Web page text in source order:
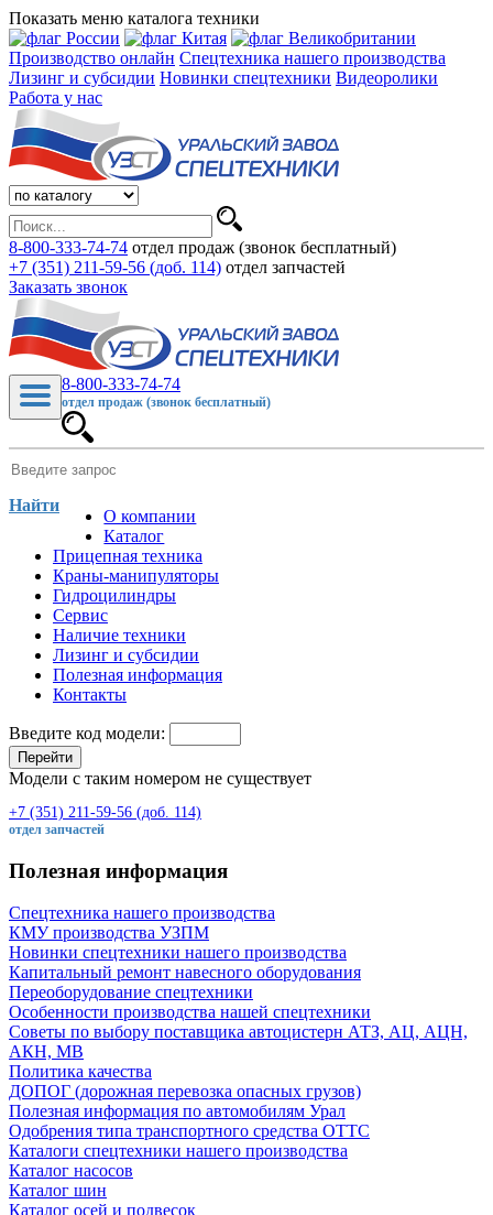
Показать меню каталога техники
Производство онлайн Спецтехника нашего производства
Лизинг и субсидии Новинки спецтехники Видеоролики
Работа у нас
8-800-333-74-74 отдел продаж (звонок бесплатный)
+7 (351) 211-59-56 (доб. 114) отдел запчастей
Заказать звонок
8-800-333-74-74
отдел продаж (звонок бесплатный)
Найти
О компании
Каталог
Прицепная техника
Краны-манипуляторы
Гидроцилиндры
Сервис
Наличие техники
Лизинг и субсидии
Полезная информация
Контакты
Введите код модели:
Перейти
Модели с таким номером не существует
+7 (351) 211-59-56 (доб. 114)
отдел запчастей
Полезная информация
Спецтехника нашего производства
КМУ производства УЗПМ
Новинки спецтехники нашего производства
Капитальный ремонт навесного оборудования
Переоборудование спецтехники
Особенности производства нашей спецтехники
Советы по выбору поставщика автоцистерн АТЗ, АЦ, АЦН,
АКН, МВ
Политика качества
ДОПОГ (дорожная перевозка опасных грузов)
Полезная информация по автомобилям Урал
Одобрения типа транспортного средства ОТТС
Каталоги спецтехники нашего производства
Каталог насосов
Каталог шин
Каталог осей и подвесок